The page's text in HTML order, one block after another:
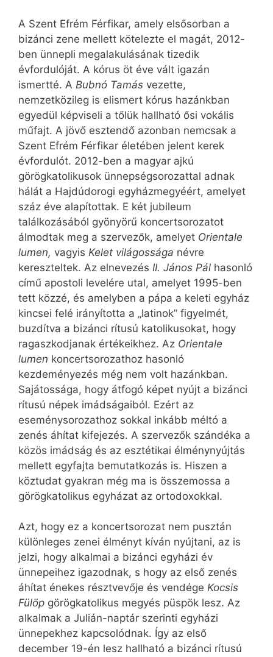
A Szent Efrém Férfikar, amely elsősorban a
bizánci zene mellett kötelezte el magát, 2012-
ben ünnepli megalakulásának tizedik
évfordulóját. A kórus öt éve vált igazán
ismertté. A Bubnó Tamás vezette,
nemzetközileg is elismert kórus hazánkban
egyedül képviseli a tőlük hallható ősi vokális
műfajt. A jövő esztendő azonban nemcsak a
Szent Efrém Férfikar életében jelent kerek
évfordulót. 2012-ben a magyar ajkú
görögkatolikusok ünnepségsorozattal adnak
hálát a Hajdúdorogi egyházmegyéért, amelyet
száz éve alapítottak. E két jubileum
találkozásából gyönyörű koncertsorozatot
álmodtak meg a szervezők, amelyet Orientale
lumen, vagyis Kelet világossága névre
kereszteltek. Az elnevezés II. János Pál hasonló
című apostoli levelére utal, amelyet 1995-ben
tett közzé, és amelyben a pápa a keleti egyház
kincsei felé irányította a „latinok” figyelmét,
buzdítva a bizánci rítusú katolikusokat, hogy
ragaszkodjanak értékeikhez. Az Orientale
lumen koncertsorozathoz hasonló
kezdeményezés még nem volt hazánkban.
Sajátossága, hogy átfogó képet nyújt a bizánci
rítusú népek imádságaiból. Ezért az
eseménysorozathoz sokkal inkább méltó a
zenés áhítat kifejezés. A szervezők szándéka a
közös imádság és az esztétikai élménynyújtás
mellett egyfajta bemutatkozás is. Hiszen a
köztudat gyakran még ma is összemossa a
görögkatolikus egyházat az ortodoxokkal.
Azt, hogy ez a koncertsorozat nem pusztán
különleges zenei élményt kíván nyújtani, az is
jelzi, hogy alkalmai a bizánci egyházi év
ünnepeihez igazodnak, s hogy az első zenés
áhítat énekes résztvevője és vendége Kocsis
Fülöp görögkatolikus megyés püspök lesz. Az
alkalmak a Julián-naptár szerinti egyházi
ünnepekhez kapcsolódnak. Így az első
december 19-én lesz hallható a bizánci rítusú